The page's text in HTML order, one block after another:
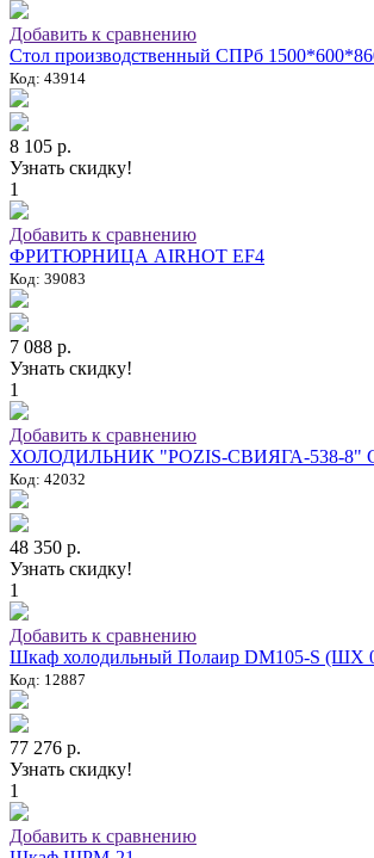
Добавить к сравнению
Стол производственный СПРб
Код: 43914
8 105 р.
Узнать скидку!
1
Добавить к сравнению
ФРИТЮРНИЦА AIRHOT EF4
Код: 39083
7 088 р.
Узнать скидку!
1
Добавить к сравнению
ХОЛОДИЛЬНИК "POZIS-СВИЯГА-538-8"
Код: 42032
48 350 р.
Узнать скидку!
1
Добавить к сравнению
Шкаф холодильный Полаир DM105-S (ШХ
Код: 12887
77 276 р.
Узнать скидку!
1
Добавить к сравнению